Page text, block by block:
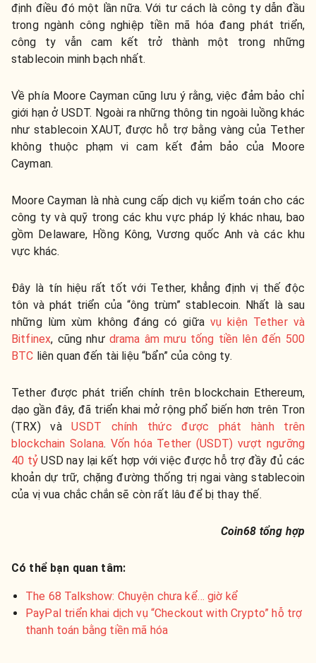
định điều đó một lần nữa. Với tư cách là công ty dẫn đầu
trong ngành công nghiệp tiền mã hóa đang phát triển,
công ty vẫn cam kết trở thành một trong những
stablecoin minh bạch nhất.
Về phía Moore Cayman cũng lưu ý rằng, việc ​​đảm bảo chỉ
giới hạn ở USDT. Ngoài ra những thông tin ngoài luồng khác
như stablecoin XAUT, được hỗ trợ bằng vàng của Tether
không thuộc phạm vi cam kết đảm bảo của Moore
Cayman.
Moore Cayman là nhà cung cấp dịch vụ kiểm toán cho các
công ty và quỹ trong các khu vực pháp lý khác nhau, bao
gồm Delaware, Hồng Kông, Vương quốc Anh và các khu
vực khác.
Đây là tín hiệu rất tốt với Tether, khẳng định vị thế độc
tôn và phát triển của “ông trùm” stablecoin. Nhất là sau
những lùm xùm không đáng có giữavụ kiện Tether và
Bitfinex, cũng như drama âm mưu tống tiền lên đến 500
BTC liên quan đến tài liệu “bẩn” của công ty.
Tether được phát triển chính trên blockchain Ethereum,
dạo gần đây, đã triển khai mở rộng phổ biến hơn trên Tron
(TRX) vàUSDT chính thức được phát hành trên
blockchain Solana. Vốn hóa Tether (USDT) vượt ngưỡng
40 tỷ USD nay lại kết hợp với việc được hỗ trợ đầy đủ các
khoản dự trữ, chặng đường thống trị ngai vàng stablecoin
của vị vua chắc chắn sẽ còn rất lâu để bị thay thế.
Coin68 tổng hợp
Có thể bạn quan tâm:
The 68 Talkshow: Chuyện chưa kể… giờ kể
PayPal triển khai dịch vụ “Checkout with Crypto” hỗ trợ
thanh toán bằng tiền mã hóa